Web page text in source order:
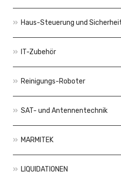
Haus-Steuerung und
IT-Zubehör
Reinigungs-Roboter
SAT- und Antennentechnik
MARMITEK
LIQUIDATIONEN